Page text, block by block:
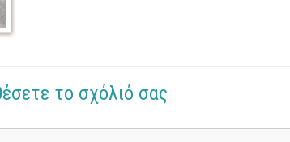
το σχόλιό σας